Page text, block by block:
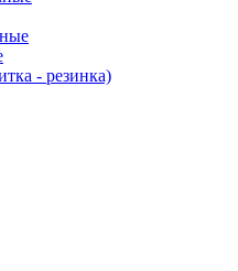
- резинка)